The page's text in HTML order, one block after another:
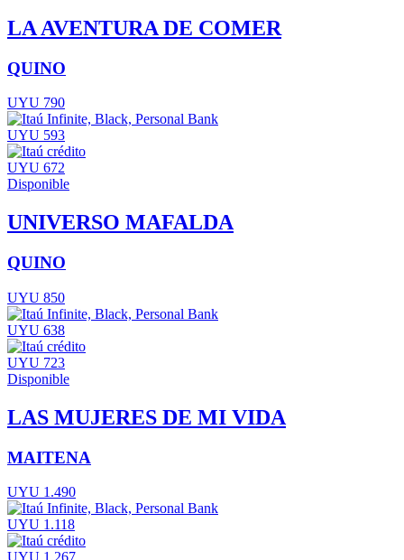
LA AVENTURA DE COMER
QUINO
UYU 790
UYU 593
UYU 672
Disponible
UNIVERSO MAFALDA
QUINO
UYU 850
UYU 638
UYU 723
Disponible
LAS MUJERES DE MI VIDA
MAITENA
UYU 1.490
UYU 1.118